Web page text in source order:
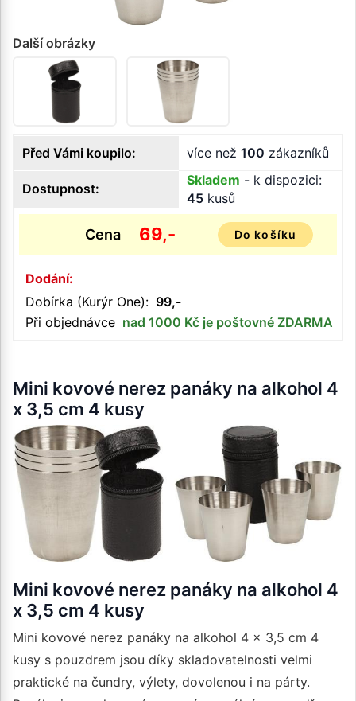
Další obrázky
Před Vámi koupilo: více než 100 zákazníků
Dostupnost:
Skladem - k dispozici:
45 kusů
Cena 69,- Do košíku
Dodání:
Dobírka (Kurýr One): 99,-
Při objednávce nad 1000 Kč je poštovné ZDARMA
Mini kovové nerez panáky na alkohol 4
x 3,5 cm 4 kusy
Mini kovové nerez panáky na alkohol 4
x 3,5 cm 4 kusy
Mini kovové nerez panáky na alkohol 4 x 3,5 cm 4
kusy s pouzdrem jsou díky skladovatelnosti velmi
praktické na čundry, výlety, dovolenou i na párty.